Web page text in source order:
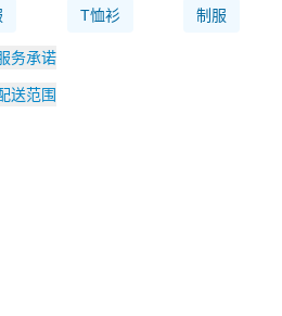
T恤衫 制服
务承诺
送范围